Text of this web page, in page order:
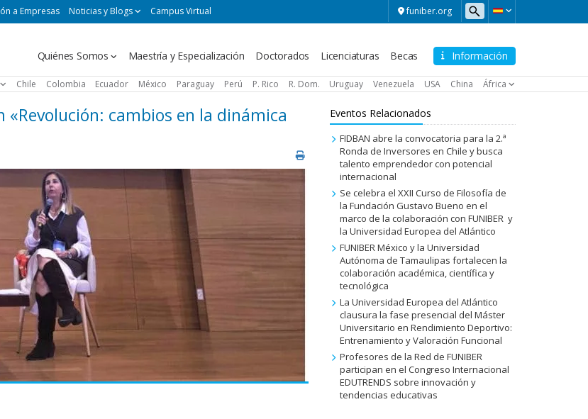
funiber.org
a Empresas Noticias y Blogs Campus Virtual
Información
Navegación
Quiénes Somos Maestría y Especialización Doctorados Licenciaturas Becas
Chile Colombia Ecuador México Paraguay Perú P. Rico R. Dom. Uruguay Venezuela USA China África
cambios en la dinámica Eventos Relacionados
FIDBAN abre la convocatoria para la 2.ª
Ronda de Inversores en Chile y busca
talento emprendedor con potencial
internacional
Se celebra el XXII Curso de Filosofía de
la Fundación Gustavo Bueno en el
marco de la colaboración con FUNIBER y
la Universidad Europea del Atlántico
FUNIBER México y la Universidad
Autónoma de Tamaulipas fortalecen la
colaboración académica, científica y
tecnológica
La Universidad Europea del Atlántico
clausura la fase presencial del Máster
Universitario en Rendimiento Deportivo:
Entrenamiento y Valoración Funcional
Profesores de la Red de FUNIBER
participan en el Congreso Internacional
EDUTRENDS sobre innovación y
tendencias educativas